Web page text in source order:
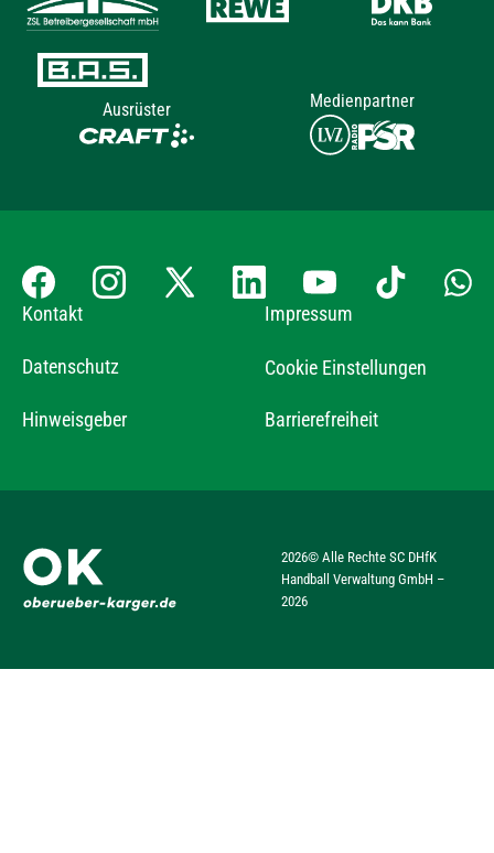
Ausrüster Medienpartner
Kontakt Impressum
Datenschutz Cookie Einstellungen
Hinweisgeber Barrierefreiheit
2026© Alle Rechte SC DHfK
Handball Verwaltung GmbH –
2026